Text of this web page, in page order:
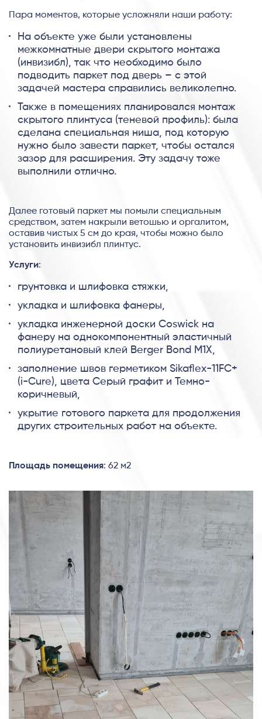
Пара моментов, которые усложняли наши работу:
На объекте уже были установлены
межкомнатные двери скрытого монтажа
(инвизибл), так что необходимо было
подводить паркет под дверь – с этой
задачей мастера справились великолепно.
Также в помещениях планировался монтаж
скрытого плинтуса (теневой профиль): была
сделана специальная ниша, под которую
нужно было завести паркет, чтобы остался
зазор для расширения. Эту задачу тоже
выполнили отлично.
Далее готовый паркет мы помыли специальным
средством, затем накрыли ветошью и оргалитом,
оставив чистых 5 см до края, чтобы можно было
установить инвизибл плинтус.
Услуги:
грунтовка и шлифовка стяжки,
укладка и шлифовка фанеры,
укладка инженерной доски Coswick на
фанеру на однокомпонентный эластичный
полиуретановый клей Berger Bond M1X,
заполнение швов герметиком Sikaflex-11FC+
(i-Сure), цвета Серый графит и Темно-
коричневый,
укрытие готового паркета для продолжения
других строительных работ на объекте.
Площадь помещения: 62 м2